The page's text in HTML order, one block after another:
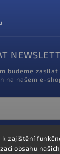
k zajištění
obsahu
budeme
na našem e-
osobních